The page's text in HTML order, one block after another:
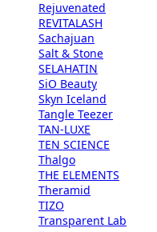
Rejuvenated
REVITALASH
Sachajuan
Salt & Stone
SELAHATIN
SiO Beauty
Skyn Iceland
Tangle Teezer
TAN-LUXE
TEN SCIENCE
Thalgo
THE ELEMENTS
Theramid
TIZO
Transparent Lab